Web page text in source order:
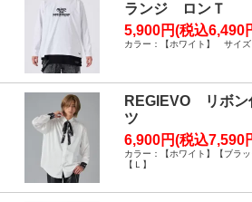
ランジ ロンＴ
5,900円(税込6,490
カラー：【ホワイト】 サイズ
REGIEVO リボン
ツ
6,900円(税込7,590
カラー：【ホワイト】【ブラ
【Ｌ】